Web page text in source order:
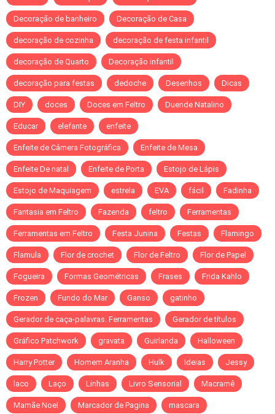
Decoração de banheiro Decoração de Casa
decoração de cozinha decoração de festa infantil
decoração de Quarto Decoração infantil
decoração para festas dedoche Desenhos Dicas
DIY doces Doces em Feltro Duende Natalino
Educar elefante enfeite
Enfeite de Câmera Fotográfica Enfeite de Mesa
Enfeite De natal Enfeite de Porta Estojo de Lápis
Estojo de Maquiagem estrela EVA fácil Fadinha
Fantasia em Feltro Fazenda feltro Ferramentas
Ferramentas em Feltro Festa Junina Festas Flamingo
Flamula Flor de crochet Flor de Feltro Flor de Papel
Fogueira Formas Geométricas Frases Frida Kahlo
Frozen Fundo do Mar Ganso gatinho
Gerador de caça-palavras. Ferramentas Gerador de títulos
Gráfico Patchwork gravata Guirlanda Halloween
Harry Potter Homem Aranha Hulk Ideias Jessy
laco Laço Linhas Livro Sensorial Macramê
Mamãe Noel Marcador de Pagina mascara